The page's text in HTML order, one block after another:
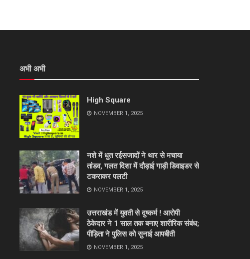
अभी अभी
High Square
NOVEMBER 1, 2025
नशे में धुत रईसजादों ने थार से मचाया
तांडव, गलत दिशा में दौड़ाई गाड़ी डिवाइडर से
टकराकर पलटी
NOVEMBER 1, 2025
उत्तराखंड में युवती से दुष्कर्म ! आरोपी
ठेकेदार ने 1 साल तक बनाए शारीरिक संबंध;
पीड़िता ने पुलिस को सुनाई आपबीती
NOVEMBER 1, 2025